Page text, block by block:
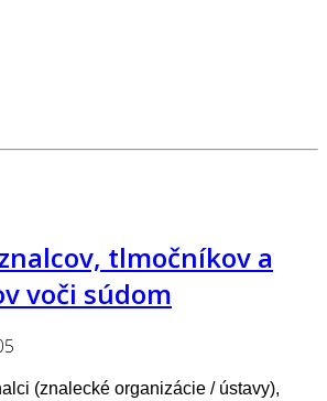
tlmočníkov a
voči súdom
(znalecké organizácie / ústavy),